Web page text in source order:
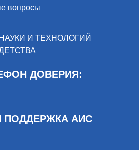
вопросы
И ТЕХНОЛОГИЙ
ДОВЕРИЯ:
ПОДДЕРЖКА АИС